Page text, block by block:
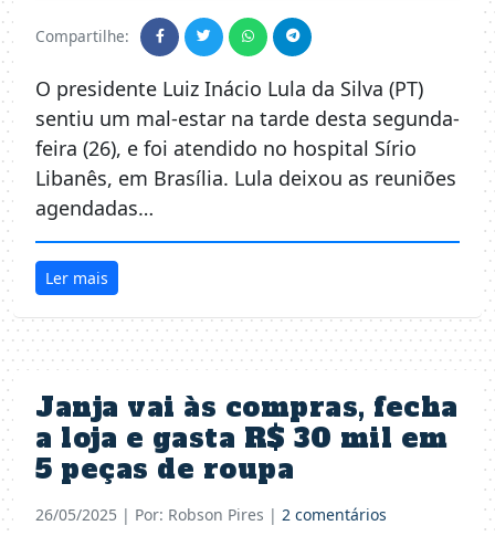
Compartilhe:
O presidente Luiz Inácio Lula da Silva (PT)
sentiu um mal-estar na tarde desta segunda-
feira (26), e foi atendido no hospital Sírio
Libanês, em Brasília. Lula deixou as reuniões
agendadas…
Ler mais
Janja vai às compras, fecha
a loja e gasta R$ 30 mil em
5 peças de roupa
26/05/2025 | Por: Robson Pires | 2 comentários